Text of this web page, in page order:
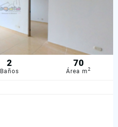
2
Baños
70
Área m2